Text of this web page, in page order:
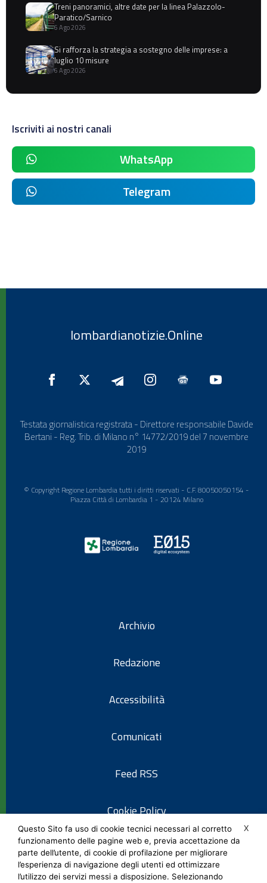
Treni panoramici, altre date per la linea Palazzolo-
Paratico/Sarnico
6 Ago 2026
Si rafforza la strategia a sostegno delle imprese: a
luglio 10 misure
6 Ago 2026
Iscriviti ai nostri canali
WhatsApp
Telegram
lombardianotizie.Online
Testata giornalistica registrata - Direttore responsabile Davide
Bertani - Reg. Trib. di Milano n° 14772/2019 del 7 novembre
2019
© Copyright Regione Lombardia tutti i diritti riservati - C.F. 80050050154 -
Piazza Città di Lombardia 1 - 20124 Milano
Archivio
Redazione
Accessibilità
Comunicati
Feed RSS
Cookie Policy
Informativa privacy
X
Questo Sito fa uso di cookie tecnici necessari al corretto
funzionamento delle pagine web e, previa accettazione da
parte dell’utente, di cookie di profilazione per migliorare
l’esperienza di navigazione degli utenti ed ottimizzare
l’utilizzo dei servizi messi a disposizione. Selezionando